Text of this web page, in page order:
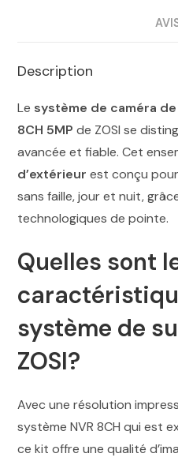
Description
Le système de caméra
8CH 5MP de ZOSI se
avancée et fiable. Cet
d’extérieur est conçu
sans faille, jour et nuit,
technologiques de pointe.
Quelles sont
système de
ZOSI?
Avec une résolution
système NVR 8CH qui est
ce kit offre une qualité